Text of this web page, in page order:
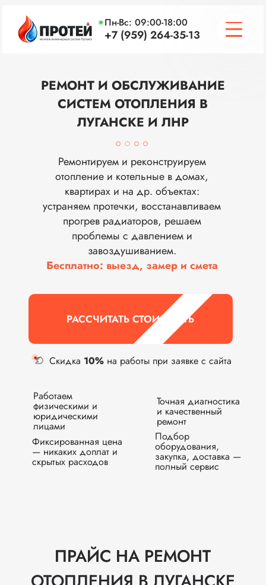
Пн-Вс: 09:00-18:00
+7 (959) 264-35-13
ВОДОСНАБЖЕНИЕ
ПОРТФОЛИО
РЕМОНТ И ОБСЛУЖИВАНИЕ
СИСТЕМ ОТОПЛЕНИЯ В
ЛУГАНСКЕ И ЛНР
Ремонтируем и реконструируем
отопление и котельные в домах,
квартирах и на др. объектах:
устраняем протечки, восстанавливаем
прогрев радиаторов, решаем
проблемы с давлением и
завоздушиванием.
Бесплатно: выезд, замер и смета
РАССЧИТАТЬ СТОИМОСТЬ
Скидка 10% на работы при заявке с сайта
Работаем
физическими и
юридическими
лицами
Точная диагностика
и качественный
ремонт
Фиксированная цена
— никаких доплат и
скрытых расходов
Подбор
оборудования,
закупка, доставка —
полный сервис
ПРАЙС НА РЕМОНТ